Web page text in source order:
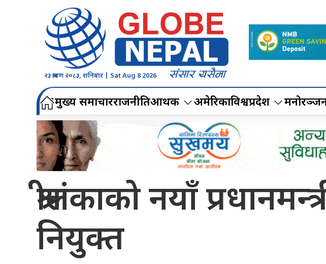
२३ श्रावण २०८३, शनिबार | Sat Aug 8 2026
मुख्य समाचारराजनीतिआर्थिक अमेरिकाविश्वप्रदेश
श्रीलंकाको नयाँ
नियुक्त